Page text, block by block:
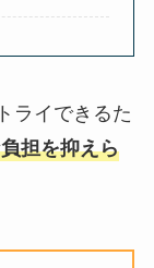
ライできるた
担を抑えら